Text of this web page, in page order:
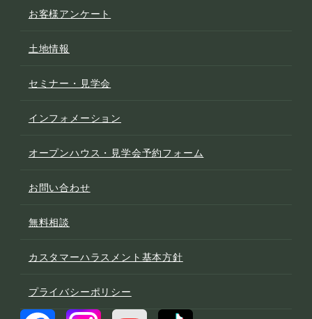
お客様アンケート
土地情報
セミナー・見学会
インフォメーション
オープンハウス・見学会予約フォーム
お問い合わせ
無料相談
カスタマーハラスメント基本方針
プライバシーポリシー